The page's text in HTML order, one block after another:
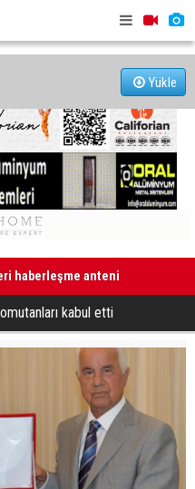
Yükle
gıda ürünleri
kabul etti